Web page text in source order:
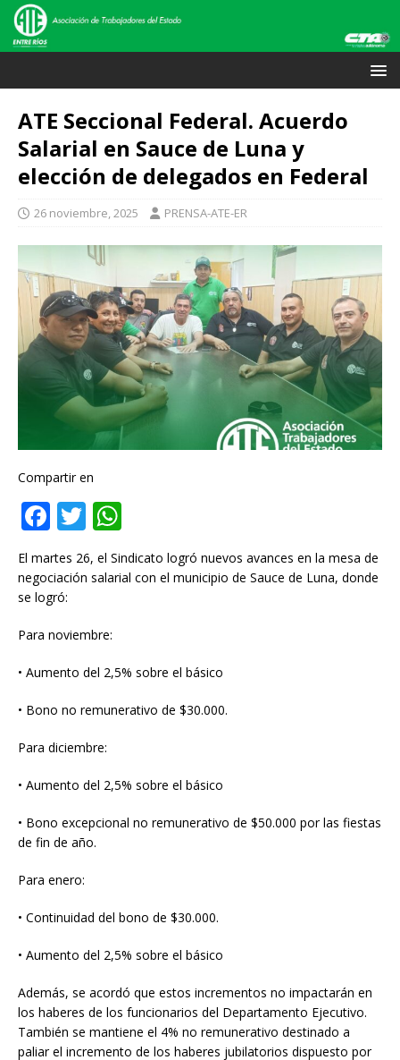
ATE Seccional Federal. Acuerdo
Salarial en Sauce de Luna y
elección de delegados en Federal
26 noviembre, 2025 PRENSA-ATE-ER
Compartir en
F
a
c
e
b
o
k
T
w
it
r
h
at
p
p
El martes 26, el Sindicato logró nuevos avances en la mesa de
negociación salarial con el municipio de Sauce de Luna, donde
se logró:
Para noviembre:
• Aumento del 2,5% sobre el básico
• Bono no remunerativo de $30.000.
Para diciembre:
• Aumento del 2,5% sobre el básico
• Bono excepcional no remunerativo de $50.000 por las fiestas
de fin de año.
Para enero:
• Continuidad del bono de $30.000.
• Aumento del 2,5% sobre el básico
Además, se acordó que estos incrementos no impactarán en
los haberes de los funcionarios del Departamento Ejecutivo.
También se mantiene el 4% no remunerativo destinado a
paliar el incremento de los haberes jubilatorios dispuesto por